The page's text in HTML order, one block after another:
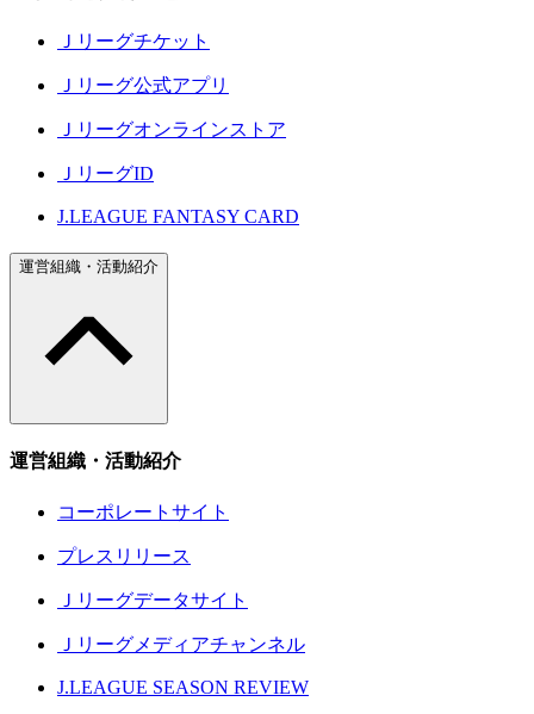
Ｊリーグチケット
Ｊリーグ公式アプリ
Ｊリーグオンラインストア
ＪリーグID
J.LEAGUE FANTASY CARD
運営組織・活動紹介
運営組織・活動紹介
コーポレートサイト
プレスリリース
Ｊリーグデータサイト
Ｊリーグメディアチャンネル
J.LEAGUE SEASON REVIEW